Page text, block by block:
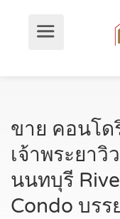
ขาย คอนโด
เจ้าพระยาวิ
นนทบุรี
Condo บรร